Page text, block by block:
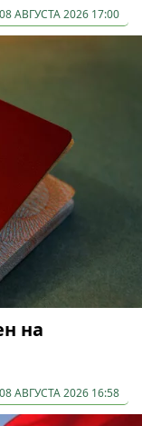
08 АВГУСТА 2026 17:00
на
08 АВГУСТА 2026 16:58